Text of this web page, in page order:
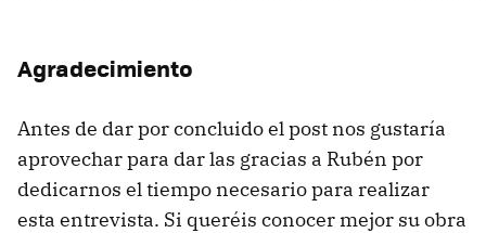
Agradecimiento
Antes de dar por concluido el post nos gustaría
aprovechar para dar las gracias a Rubén por
dedicarnos el tiempo necesario para realizar
esta entrevista. Si queréis conocer mejor su obra